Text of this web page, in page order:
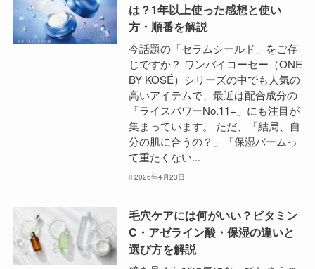
は？1年以上使った感想と使い
方・順番を解説
今話題の「セラムシールド」をご存
じですか？ ワンバイコーセー（ONE
BY KOSÉ）シリーズの中でも人気の
高いアイテムで、最近は配合成分の
「ライスパワーNo.11+」にも注目が
集まっています。 ただ、「結局、自
分の肌に合うの？」「保湿バームっ
て重たくない...
2026年4月23日
毛穴ケアには何がいい？ビタミン
C・アゼライン酸・保湿の違いと
選び方を解説